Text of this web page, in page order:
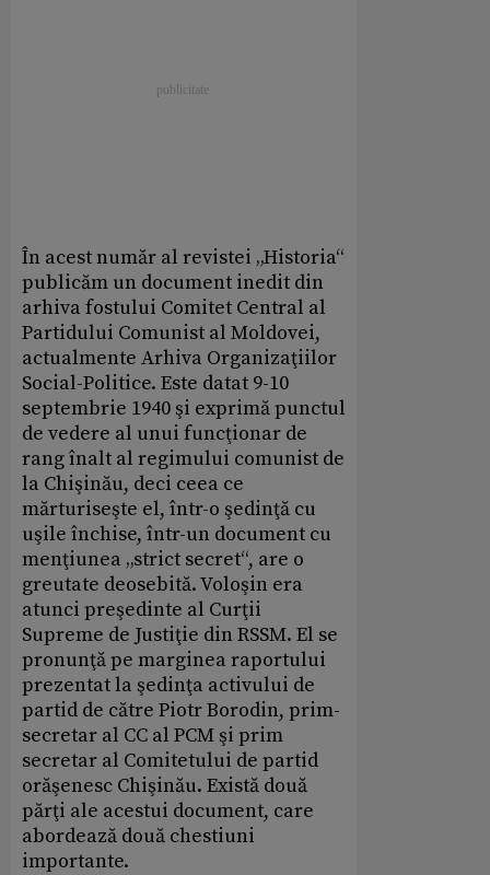
În acest număr al revistei „Historia“
publicăm un document inedit din
arhiva fostului Comitet Central al
Partidului Comunist al Moldovei,
actualmente Arhiva Organizaţiilor
Social-Politice. Este datat 9-10
septembrie 1940 şi exprimă punctul
de vedere al unui funcţionar de
rang înalt al regimului comunist de
la Chişinău, deci ceea ce
mărturiseşte el, într-o şedinţă cu
uşile închise, într-un document cu
menţiunea „strict secret“, are o
greutate deosebită. Voloşin era
atunci preşedinte al Curţii
Supreme de Justiţie din RSSM. El se
pronunţă pe marginea raportului
prezentat la şedinţa activului de
partid de către Piotr Borodin, prim-
secretar al CC al PCM şi prim
secretar al Comitetului de partid
orăşenesc Chişinău. Există două
părţi ale acestui document, care
abordează două chestiuni
importante.